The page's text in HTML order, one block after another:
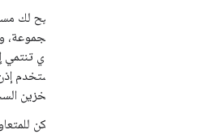
تتيح لك
الذي
مستخدم
التخزين
يمكن